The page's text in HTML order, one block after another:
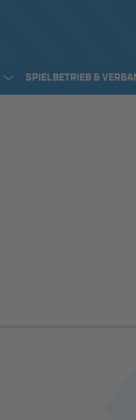
SPIELBETRIEB &